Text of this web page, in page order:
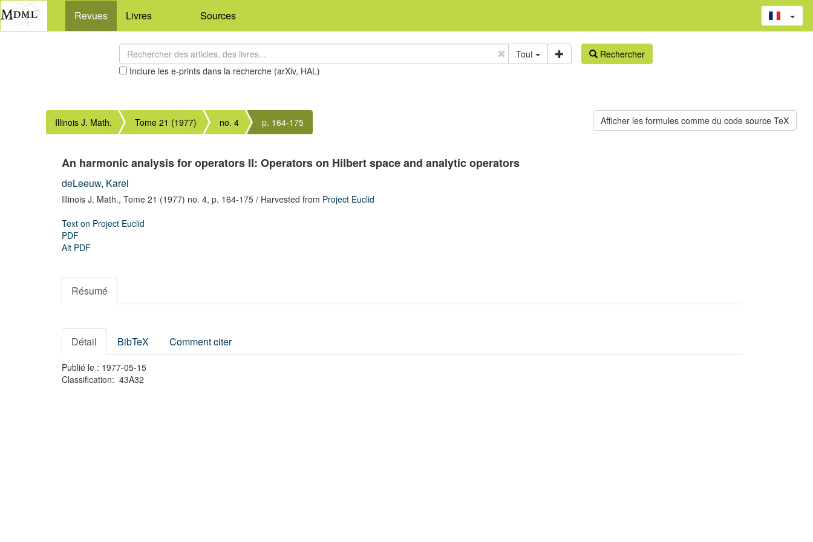
Revues Livres Sources
Tout
Inclure les e-prints dans la recherche (arXiv, HAL)
Rechercher
Illinois J. Math. Tome 21 (1977) no. 4 p. 164-175
An harmonic analysis for operators II: Operators on Hilbert space and analytic operators
deLeeuw, Karel
Illinois J. Math., Tome 21 (1977) no. 4, p. 164-175 / Harvested from Project Euclid
Text on Project Euclid
PDF
Alt PDF
Résumé
Détail BibTeX Comment citer
Publié le : 1977-05-15
Classification: 43A32